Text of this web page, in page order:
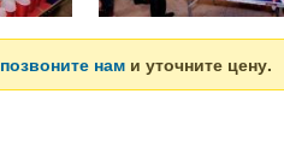
позвоните нами уточните цену.